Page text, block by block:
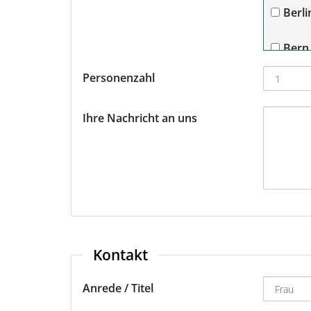
Bern
Personenzahl
Ihre Nachricht an uns
Kontakt
Anrede / Titel